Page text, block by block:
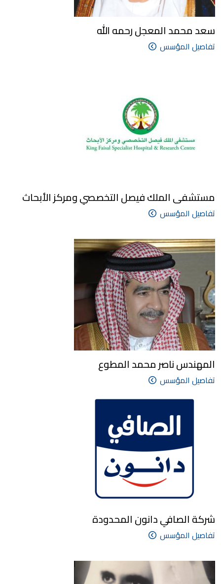
سعد محمد المعجل رحمه الله
تفاصيل المؤسس
مستشفى الملك فيصل التخصصي ومركز الأبحاث
تفاصيل المؤسس
المهندس ناصر محمد المطوع
تفاصيل المؤسس
شركة الصافي دانون المحدودة
تفاصيل المؤسس